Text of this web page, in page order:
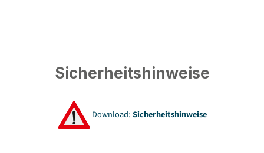
Sicherheitshinweise
Download:Sicherheitshinweise